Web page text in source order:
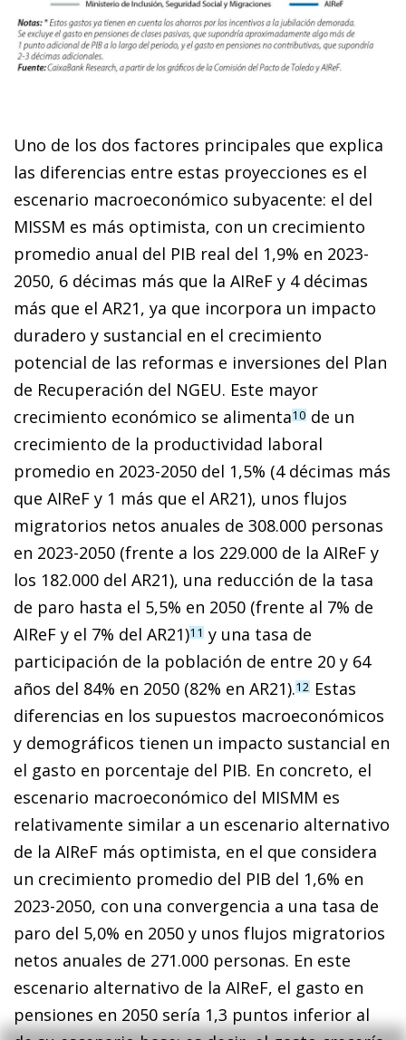
Uno de los dos factores principales que explica
las diferencias entre estas proyecciones es el
escenario macroeconómico subyacente: el del
MISSM es más optimista, con un crecimiento
promedio anual del PIB real del 1,9% en 2023-
2050, 6 décimas más que la AIReF y 4 décimas
más que el AR21, ya que incorpora un impacto
duradero y sustancial en el crecimiento
potencial de las reformas e inversiones del Plan
de Recuperación del NGEU. Este mayor
crecimiento económico se alimenta10 de un
crecimiento de la productividad laboral
promedio en 2023-2050 del 1,5% (4 décimas más
que AIReF y 1 más que el AR21), unos flujos
migratorios netos anuales de 308.000 personas
en 2023-2050 (frente a los 229.000 de la AIReF y
los 182.000 del AR21), una reducción de la tasa
de paro hasta el 5,5% en 2050 (frente al 7% de
AIReF y el 7% del AR21)11 y una tasa de
participación de la población de entre 20 y 64
años del 84% en 2050 (82% en AR21).12 Estas
diferencias en los supuestos macroeconómicos
y demográficos tienen un impacto sustancial en
el gasto en porcentaje del PIB. En concreto, el
escenario macroeconó­­­mico del MISMM es
relativamente similar a un escenario alternativo
de la AIReF más optimista, en el que considera
un cre­­cimiento promedio del PIB del 1,6% en
2023-2050, con una con­­vergencia a una tasa de
paro del 5,0% en 2050 y unos flujos migratorios
netos anuales de 271.000 personas. En este
escenario alternativo de la AIReF, el gasto en
pensiones en 2050 sería 1,3 puntos inferior al